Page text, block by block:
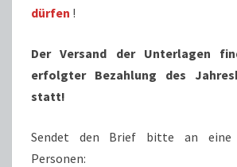
dürfen !
Der Versand der Unterlagen
erfolgter Bezahlung des
statt!
Sendet den Brief bitte an eine
Personen: